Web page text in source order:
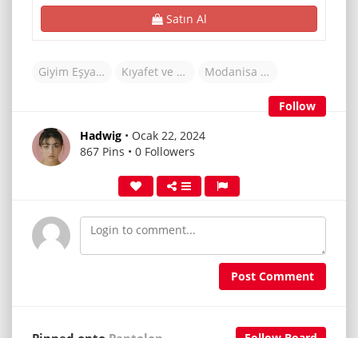
Satın Al
Giyim Eşyaları Kıyafet ve Aksesuarlar Modanisa (TR)
Follow
Hadwig • Ocak 22, 2024
867 Pins • 0 Followers
Post Comment